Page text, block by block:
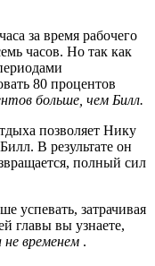
за время рабочего
часов. Но так как
80 процентов
больше, чем Билл.
позволяет Нику
В результате он
полный сил
успевать, затрачивая
главы вы узнаете,
не временем .